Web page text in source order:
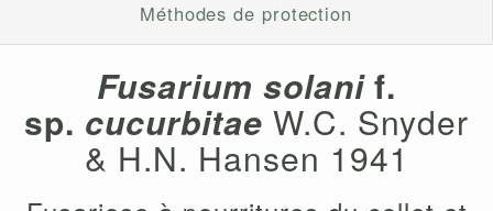
Méthodes de protection
Fusarium solanif.
sp. cucurbitae W.C. Snyder
& H.N. Hansen 1941